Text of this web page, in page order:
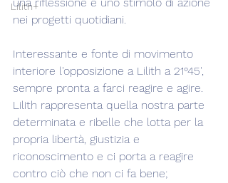
Lilith+
nei progetti quotidiani.
Interessante e fonte di movimento
interiore l'opposizione a Lilith a 21°45',
sempre pronta a farci reagire e agire.
Lilith rappresenta quella nostra parte
determinata e ribelle che lotta per la
propria libertà, giustizia e
riconoscimento e ci porta a reagire
contro ciò che non ci fa bene;